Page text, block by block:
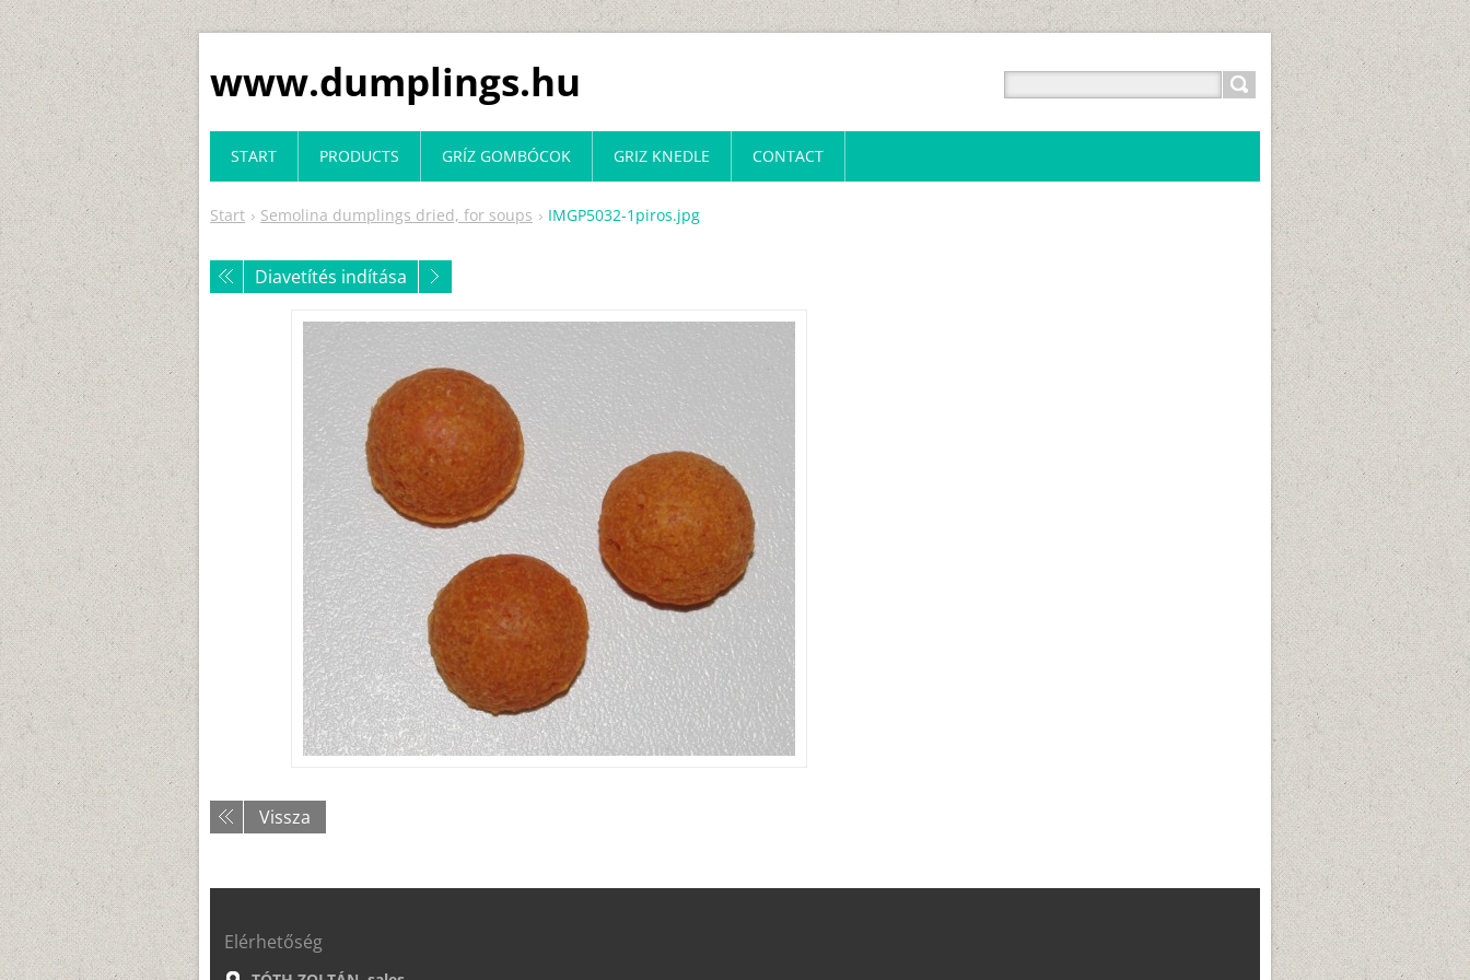
www.dumplings.hu
Start Semolina dumplings dried, for soups IMGP5032-1piros.jpg
Diavetítés indítása
Vissza
START PRODUCTS GRÍZ GOMBÓCOK GRIZ KNEDLE CONTACT
Elérhetőség